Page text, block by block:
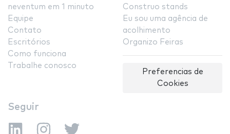
neventum em 1 minuto
Equipe
Contato
Escritórios
Como funciona
Trabalhe conosco
Construo stands
Eu sou uma agência de
acolhimento
Organizo Feiras
Preferencias de
Cookies
Seguir